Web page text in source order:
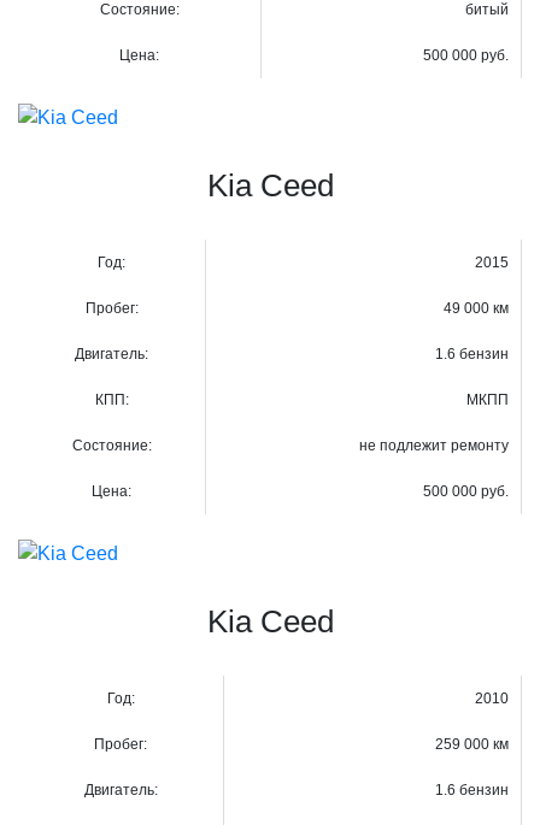
Состояние: битый
Цена: 500 000 руб.
Kia Ceed
Год: 2015
Пробег: 49 000 км
Двигатель: 1.6 бензин
КПП: МКПП
Состояние: не подлежит ремонту
Цена: 500 000 руб.
Kia Ceed
Год: 2010
Пробег: 259 000 км
Двигатель: 1.6 бензин